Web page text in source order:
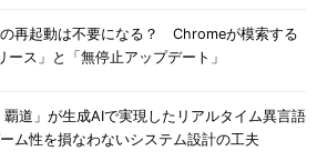
再起動は不要になる？ Chromeが模索する
ース」と「無停止アップデート」
覇道」が生成AIで実現したリアルタイム異言語
ム性を損なわないシステム設計の工夫